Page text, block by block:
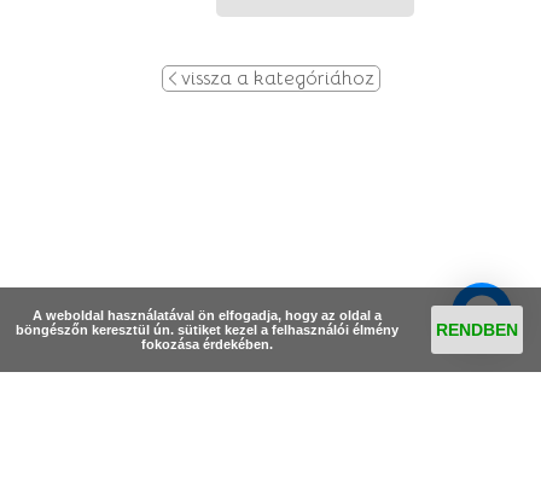
vissza a kategóriához
A weboldal használatával ön elfogadja, hogy az oldal a
böngészőn keresztül ún. sütiket kezel a felhasználói élmény
fokozása érdekében.
RENDBEN